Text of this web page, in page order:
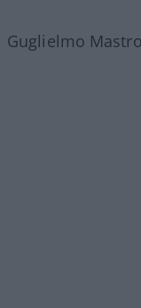
Guglielmo